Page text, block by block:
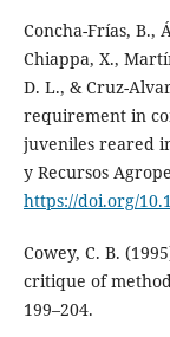
Concha-Frías, B.,
Chiappa, X.,
D. L., & Cruz-
requirement in
juveniles reared
y Recursos
https://doi.org/
Cowey, C. B.
critique of
199–204.